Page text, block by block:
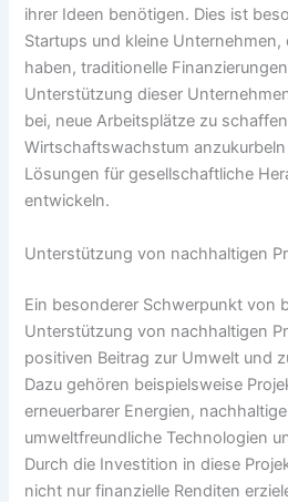
ihrer Ideen benötigen. Dies ist
Startups und kleine
haben, traditionelle
Unterstützung dieser
bei, neue Arbeitsplätze zu
Wirtschaftswachstum
Lösungen für gesellschaftliche
entwickeln.
Unterstützung von nachhaltigen
Ein besonderer Schwerpunkt von
Unterstützung von nachhaltigen
positiven Beitrag zur Umwelt und
Dazu gehören beispielsweise
erneuerbarer Energien,
umweltfreundliche Technologien
Durch die Investition in diese
nicht nur finanzielle Renditen